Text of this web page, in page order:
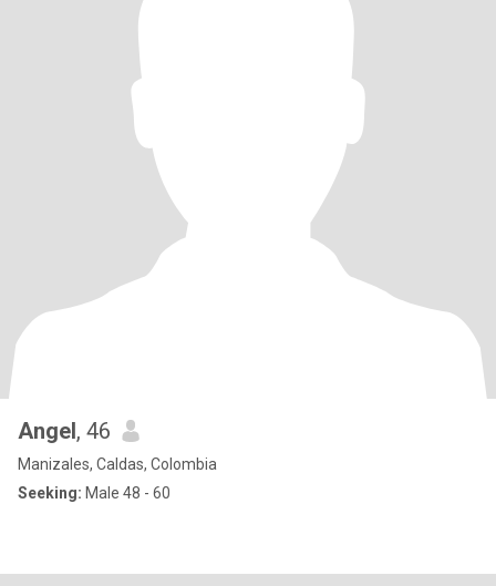
Angel, 46
Manizales, Caldas, Colombia
Seeking: Male 48 - 60